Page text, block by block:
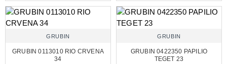
GRUBIN
GRUBIN 0113010 RIO CRVENA
34
GRUBIN
GRUBIN 0422350 PAPILIO
TEGET 23